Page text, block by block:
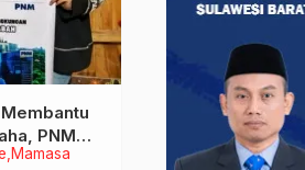
Mamasa
PNM
Mimpi